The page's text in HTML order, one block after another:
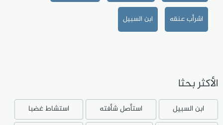
اشرأب عنقه ابن السبيل
الأكثر بحثا
ابن السبيل استأصل شأفته
استشاط غضبا